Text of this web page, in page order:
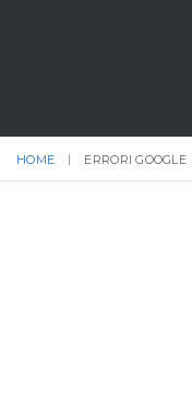
HOME ERRORI GOOGLE